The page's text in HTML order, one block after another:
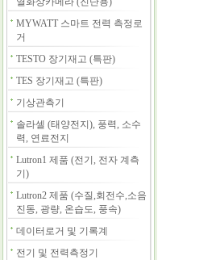
MYWATT 스마트 전력 측정로
거
TESTO 장기재고 (특판)
TES 장기재고 (특판)
기상관측기
솔라셀 (태양전지), 풍력, 소수
력, 연료전지
Lutron1 제품 (전기, 전자 계측
기)
Lutron2 제품 (수질,회전수,소음
진동, 광량, 온습도, 풍속)
데이터로거 및 기록계
전기 및 전력측정기